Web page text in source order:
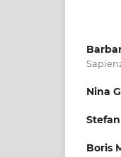
Nina
Boris